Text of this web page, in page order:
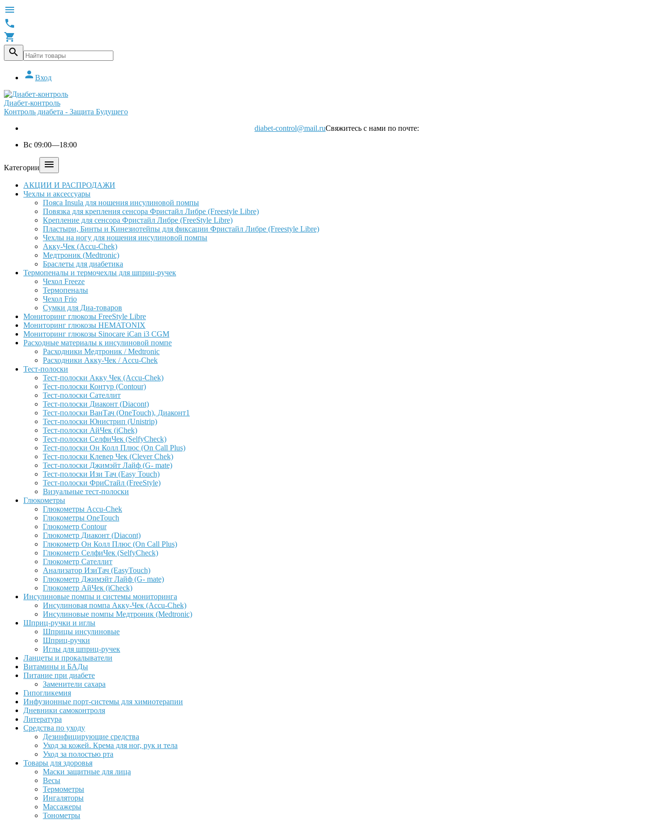




 Вход
Диабет-контроль
Контроль диабета - Защита Будущего
diabet-control@mail.ruСвяжитесь с нами по почте:
Вс 09:00—18:00
Категории 
АКЦИИ И РАСПРОДАЖИ
Чехлы и аксессуары
Пояса Insula для ношения инсулиновой помпы
Повязка для крепления сенсора Фристайл Либре (Freestyle Libre)
Крепление для сенсора Фристайл Либре (FreeStyle Libre)
Пластыри, Бинты и Кинезиотейпы для фиксации Фристайл Либре (Freestyle Libre)
Чехлы на ногу для ношения инсулиновой помпы
Акку-Чек (Accu-Chek)
Медтроник (Medtronic)
Браслеты для диабетика
Термопеналы и термочехлы для шприц-ручек
Чехол Freeze
Термопеналы
Чехол Frio
Сумки для Диа-товаров
Мониторинг глюкозы FreeStyle Libre
Мониторинг глюкозы HEMATONIX
Мониторинг глюкозы Sinocare iCan i3 CGM
Расходные материалы к инсулиновой помпе
Расходники Медтроник / Medtronic
Расходники Акку-Чек / Accu-Chek
Тест-полоски
Тест-полоски Акку Чек (Accu-Chek)
Тест-полоски Контур (Contour)
Тест-полоски Сателлит
Тест-полоски Диаконт (Diacont)
Тест-полоски ВанТач (OneTouch), Диаконт1
Тест-полоски Юнистрип (Unistrip)
Тест-полоски АйЧек (iChek)
Тест-полоски СелфиЧек (SelfyCheck)
Тест-полоски Он Колл Плюс (On Call Plus)
Тест-полоски Клевер Чек (Clever Chek)
Тест-полоски Джимэйт Лайф (G- mate)
Тест-полоски Изи Тач (Easy Touch)
Тест-полоски ФриCтайл (FreeStyle)
Визуальные тест-полоски
Глюкометры
Глюкометры Accu-Сhek
Глюкометры OneTouch
Глюкометр Contour
Глюкометр Диаконт (Diacont)
Глюкометр Он Колл Плюс (On Call Plus)
Глюкометр СелфиЧек (SelfyCheck)
Глюкометр Сателлит
Анализатор ИзиТач (EasyTouch)
Глюкометр Джимэйт Лайф (G- mate)
Глюкометр АйЧек (iCheck)
Инсулиновые помпы и системы мониторинга
Инсулиновая помпа Акку-Чек (Accu-Chek)
Инсулиновые помпы Медтроник (Medtronic)
Шприц-ручки и иглы
Шприцы инсулиновые
Шприц-ручки
Иглы для шприц-ручек
Ланцеты и прокалыватели
Витамины и БАДы
Питание при диабете
Заменители сахара
Гипогликемия
Инфузионные порт-системы для химиотерапии
Дневники самоконтроля
Литература
Средства по уходу
Дезинфицирующие средства
Уход за кожей. Крема для ног, рук и тела
Уход за полостью рта
Товары для здоровья
Маски защитные для лица
Весы
Термометры
Ингаляторы
Массажеры
Тонометры